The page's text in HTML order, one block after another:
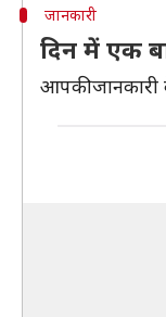
जानकारी
दिन में एक
आपकी